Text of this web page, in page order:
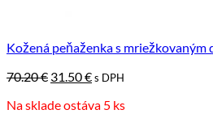
Kožená peňaženka s
70.20€ Pôvodná
bola:
31.50€Aktuálna
je:
s DPH
Na sklade ostáva 5 ks